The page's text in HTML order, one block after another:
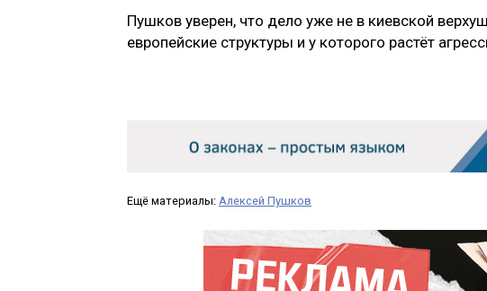
Пушков уверен, что дело уже не в киевской
европейские структуры и у которого растёт
Ещё материалы: Алексей Пушков